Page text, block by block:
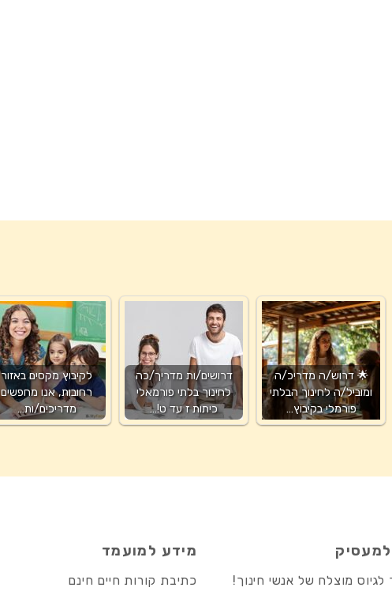
לקיבוץ מקסים באזור
רחובות, אנו מחפשים
מדריכים/ות…
דרושים/ות מדריך/כה
לחינוך בלתי פורמאלי
כיתות ז עד ט!…
🌟 דרוש/ה מדריכ/ה
ומוביל/ה לחינוך הבלתי
פורמלי בקיבוץ…
לגיוס מוצלח של אנשי חינוך!
מידע למועמד
כתיבת קורות חיים חינם